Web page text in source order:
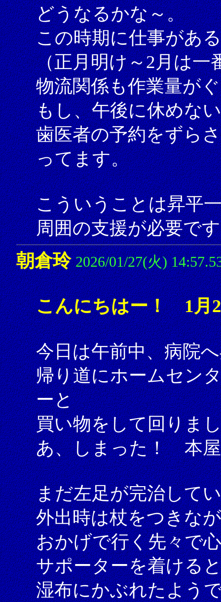
どうなるかな～。
この時期に仕事があ
（正月明け～2月は一
物流関係も作業量が
もし、午後に休めな
歯医者の予約をずら
ってます。
こういうことは昇平
周囲の支援が必要で
朝倉玲 2026/01/27(火)
こんにちはー！ 1月
今日は午前中、病院
帰り道にホームセン
ーと
買い物をして回りま
あ、しまった！ 本屋
まだ左足が完治して
外出時は杖をつきな
おかげで行く先々で
サポーターを着ける
湿布にかぶれたよう